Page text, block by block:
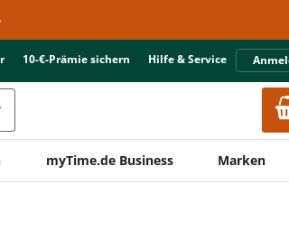
10-€-Prämie sichern Hilfe & Service
myTime.de Business Marken